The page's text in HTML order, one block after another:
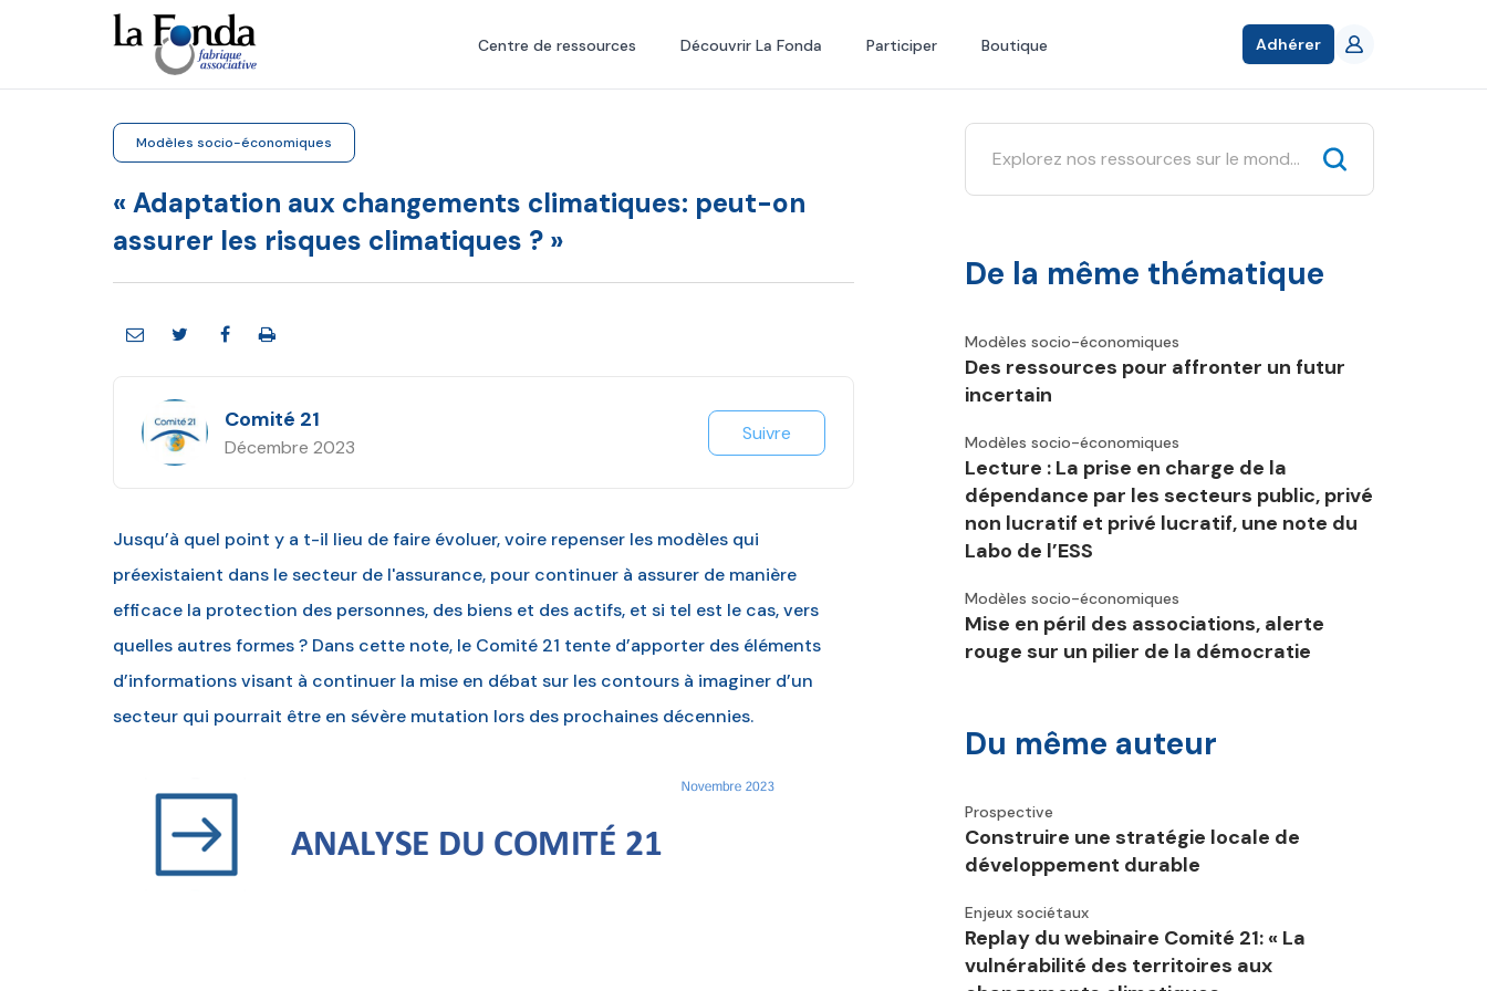
principal
Centre de ressources Découvrir La Fonda Participer Boutique Adhérer
Modèles socio-économiques
« Adaptation aux changements climatiques: peut-on
assurer les risques climatiques ? »
Comité 21
Décembre 2023
Suivre
Jusqu’à quel point y a t-il lieu de faire évoluer, voire repenser les modèles qui
préexistaient dans le secteur de l'assurance, pour continuer à assurer de manière
efficace la protection des personnes, des biens et des actifs, et si tel est le cas, vers
quelles autres formes ? Dans cette note, le Comité 21 tente d’apporter des éléments
d’informations visant à continuer la mise en débat sur les contours à imaginer d’un
secteur qui pourrait être en sévère mutation lors des prochaines décennies.
De la même thématique
Modèles socio-économiques
Des ressources pour affronter un futur
incertain
Modèles socio-économiques
Lecture : La prise en charge de la
dépendance par les secteurs public, privé
non lucratif et privé lucratif, une note du
Labo de l’ESS
Modèles socio-économiques
Mise en péril des associations, alerte
rouge sur un pilier de la démocratie
Du même auteur
Prospective
Construire une stratégie locale de
développement durable
Enjeux sociétaux
Replay du webinaire Comité 21: « La
vulnérabilité des territoires aux